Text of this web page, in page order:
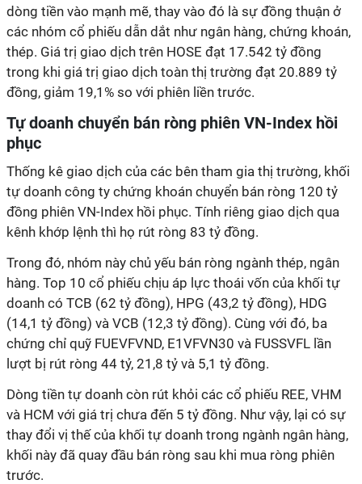
dòng tiền vào mạnh mẽ, thay vào đó là sự đồng thuận ở
các nhóm cổ phiếu dẫn dắt như ngân hàng, chứng khoán,
thép. Giá trị giao dịch trên HOSE đạt 17.542 tỷ đồng
trong khi giá trị giao dịch toàn thị trường đạt 20.889 tỷ
đồng, giảm 19,1% so với phiên liền trước.
Tự doanh chuyển bán ròng phiên VN-Index hồi
phục
Thống kê giao dịch của các bên tham gia thị trường, khối
tự doanh công ty chứng khoán chuyển bán ròng 120 tỷ
đồng phiên VN-Index hồi phục. Tính riêng giao dịch qua
kênh khớp lệnh thì họ rút ròng 83 tỷ đồng.
Trong đó, nhóm này chủ yếu bán ròng ngành thép, ngân
hàng. Top 10 cổ phiếu chịu áp lực thoái vốn của khối tự
doanh có TCB (62 tỷ đồng), HPG (43,2 tỷ đồng), HDG
(14,1 tỷ đồng) và VCB (12,3 tỷ đồng). Cùng với đó, ba
chứng chỉ quỹ FUEVFVND, E1VFVN30 và FUSSVFL lần
lượt bị rút ròng 44 tỷ, 21,8 tỷ và 5,1 tỷ đồng.
Dòng tiền tự doanh còn rút khỏi các cổ phiếu REE, VHM
và HCM với giá trị chưa đến 5 tỷ đồng. Như vậy, lại có sự
thay đổi vị thế của khối tự doanh trong ngành ngân hàng,
khối này đã quay đầu bán ròng sau khi mua ròng phiên
trước.